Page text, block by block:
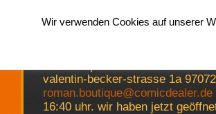
valentin-becker-strasse 1a
roman.boutique@comicdealer.de
16:40 uhr. wir haben jetzt
Wir verwenden Cookies auf unserer